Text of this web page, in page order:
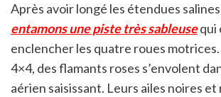
Après avoir longé les étendues
entamons une piste très sableusequi
enclencher les quatre roues
4×4, des flamants roses s’envolent
aérien saisissant. Leurs ailes noires